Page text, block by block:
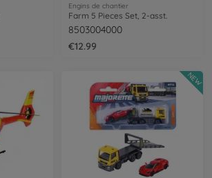
Engins de chantier
Farm 5 Pieces Set, 2-asst.
8503004000
€12.99
NEW